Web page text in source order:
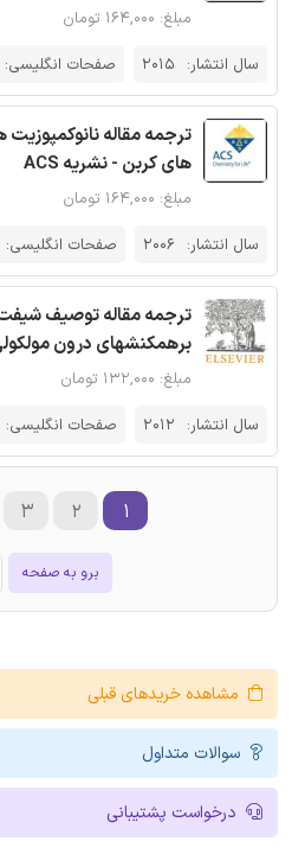
مبلغ: ۱۶۴,۰۰۰ تومان
سال انتشار: 2015 صفحات انگلیسی:
ترجمه مقاله نانوکمپوزیت
های کربن - نشریه ACS
مبلغ: ۱۶۴,۰۰۰ تومان
سال انتشار: 2006 صفحات انگلیسی:
ترجمه مقاله توصیف شیفت
برهمکنشهای درون
مبلغ: ۱۳۲,۰۰۰ تومان
سال انتشار: 2012 صفحات انگلیسی:
برو به صفحه
۱ ۲ ۳
مشاهده خریدهای قبلی
سوالات متداول
درخواست پشتیبانی